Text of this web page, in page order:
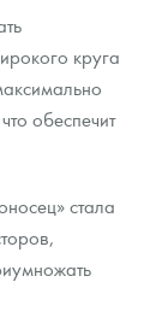
круга
обеспечит
стала